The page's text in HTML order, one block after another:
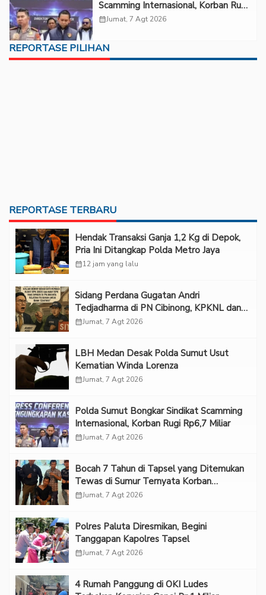
Scamming Internasional, Korban Rugi
Rp6,7 Miliar
calendar_monthJumat, 7 Agt 2026
REPORTASE PILIHAN
REPORTASE TERBARU
Hendak Transaksi Ganja 1,2 Kg di Depok,
Pria Ini Ditangkap Polda Metro Jaya
calendar_month12 jam yang lalu
Sidang Perdana Gugatan Andri
Tedjadharma di PN Cibinong, KPKNL dan
PUPN Mangkir
calendar_monthJumat, 7 Agt 2026
LBH Medan Desak Polda Sumut Usut
Kematian Winda Lorenza
calendar_monthJumat, 7 Agt 2026
Polda Sumut Bongkar Sindikat Scamming
Internasional, Korban Rugi Rp6,7 Miliar
calendar_monthJumat, 7 Agt 2026
Bocah 7 Tahun di Tapsel yang Ditemukan
Tewas di Sumur Ternyata Korban
Kekerasan Seksual
calendar_monthJumat, 7 Agt 2026
Polres Paluta Diresmikan, Begini
Tanggapan Kapolres Tapsel
calendar_monthJumat, 7 Agt 2026
‎4 Rumah Panggung di OKI Ludes